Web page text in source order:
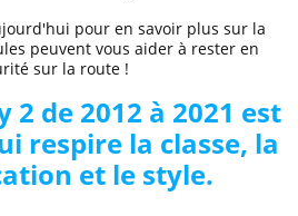
pour en savoir plus sur la
peuvent vous aider à rester en
sur la route !
2 de 2012 à 2021 est
respire la classe, la
et le style.